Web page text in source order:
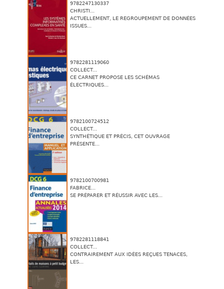
9782247130337
CHRISTI...
ACTUELLEMENT, LE REGROUPEMENT DE DONNÉES
ISSUES...
9782281119060
COLLECT...
CE CARNET PROPOSE LES SCHÉMAS
ÉLECTRIQUES...
9782100724512
COLLECT...
SYNTHÉTIQUE ET PRÉCIS, CET OUVRAGE
PRÉSENTE...
9782100700981
FABRICE...
SE PRÉPARER ET RÉUSSIR AVEC LES...
9782281118841
COLLECT...
CONTRAIREMENT AUX IDÉES REÇUES TENACES,
LES...